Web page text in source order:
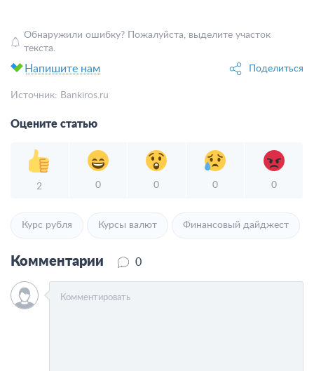
Обнаружили ошибку? Пожалуйста, выделите участок
текста.
Напишите нам Поделиться
Источник: Bankiros.ru
Оцените статью
2 0 0 0 0
Курс рубля Курсы валют Финансовый дайджест
Комментарии 0